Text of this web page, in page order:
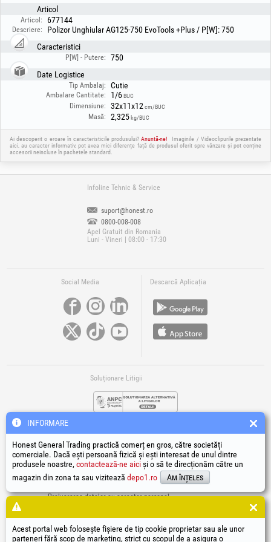
Articol
Articol: 677144
Descriere:
Polizor Unghiular AG125-750 EvoTools +Plus / P[W]: 750
Caracteristici
P[W] - Putere:
750
Date Logistice
Tip Ambalaj: Cutie
Ambalare Cantitate: 1/6BUC
Dimensiune: 32x11x12 cm/BUC
Masă: 2,325 kg/BUC
Ai descoperit o eroare în caracteristicile produsului?Anuntă-ne!
Imaginile / Videoclipurile prezentate
aici, au caracter informativ, pot avea mici diferențe față de produsul oferit spre vânzare și pot conține
accesorii neincluse în pachetele standard.
Infoline Tehnic & Service
suport@honest.ro
0800-008-008
Apel Gratuit din Romania
Luni - Vineri | 08:00 - 17:30
Social Media Descarcă Aplicația
Soluționare Litigii
Legături Utile
Prelucrarea datelor cu caracter personal
Datele de identificare ale societății
Autoritatea națională pentru protecția consumatorilor
INFORMARE
Honest General Trading practică comerț en gros, către societăți
comerciale. Dacă ești persoană fizică și ești interesat de unul dintre
produsele noastre, contactează-ne aiciși o să te direcționăm către un
magazin din zona ta sau vizitează depo1.ro Am înțeles
Acest portal web folosește fișiere de tip cookie proprietar sau ale unor
parteneri fără scop de marketing, strict cu scopul de a asigura o